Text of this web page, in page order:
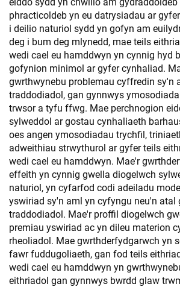
phracticoldeb yn eu datrysiadau ar
i deilio naturiol sydd yn gofyn am
deg i bum deg mlynedd, mae teils
wedi cael eu hamddwyn yn cynnig hyd
gofynion minimol ar gyfer cynhaliad.
gwrthwynebu problemau cyffredin sy'n
traddodiadol, gan gynnwys
trwsor a tyfu ffwg. Mae perchnogion
sylweddol ar gostau cynhaliaeth
oes angen ymosodiadau trychfil,
adweithiau strwythurol ar gyfer teils
wedi cael eu hamddwyn. Mae'r
effeith yn cynnig gwella diogelwch
naturiol, yn cyfarfod codi adeiladu
yswiriad sy'n aml yn cyfyngu neu'n atal
traddodiadol. Mae'r proffil diogelwch
premiau yswiriad ac yn dileu materion
rheoliadol. Mae gwrthderfydgarwch yn
fawr fuddugoliaeth, gan fod teils
wedi cael eu hamddwyn yn
eithriadol gan gynnwys bwrdd glaw